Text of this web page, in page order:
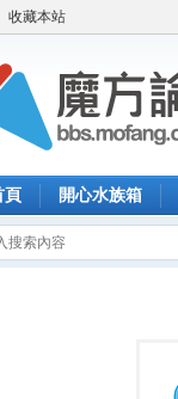
收藏本站
頁 開心水族箱